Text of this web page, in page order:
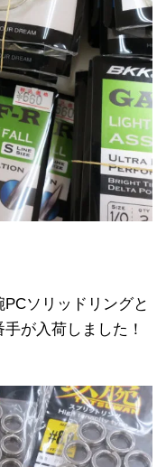
ソリッドリングと
が入荷しました！